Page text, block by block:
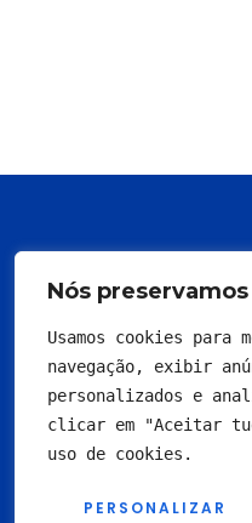
Nós
Usamos cookies para
navegação, exibir
personalizados e
clicar em "Aceitar
uso de cookies.
PERSONALIZAR